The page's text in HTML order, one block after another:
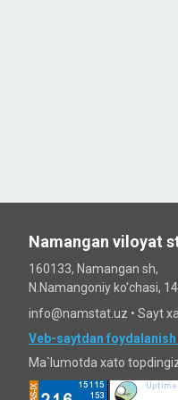
Namangan viloyat
160133, Namangan sh,
N.Namangoniy ko'chasi,
info@namstat.uz • Sayt
Veb-saytdan
Ma`lumotda xato